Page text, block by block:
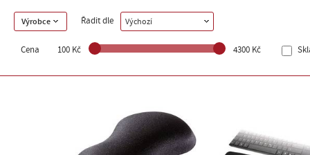
Výrobce Řadit dle Výchozí
Cena 100 Kč 4300 Kč